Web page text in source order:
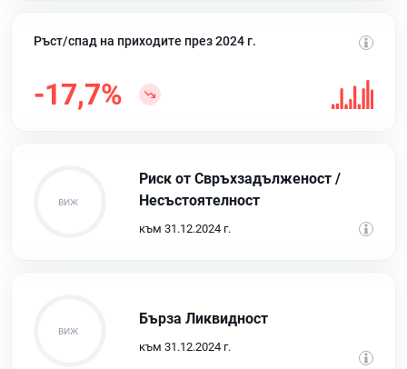
Ръст/спад на приходите през 2024 г.
-17,7%
Риск от Свръхзадълженост /
Несъстоятелност
към 31.12.2024 г.
Бърза Ликвидност
към 31.12.2024 г.